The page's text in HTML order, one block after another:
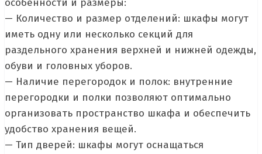
особенности и размеры:
— Количество и размер отделений: шкафы могут
иметь одну или несколько секций для
раздельного хранения верхней и нижней одежды,
обуви и головных уборов.
— Наличие перегородок и полок: внутренние
перегородки и полки позволяют оптимально
организовать пространство шкафа и обеспечить
удобство хранения вещей.
— Тип дверей: шкафы могут оснащаться